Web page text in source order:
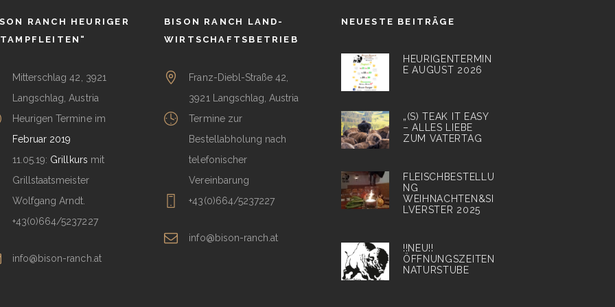
RANCH HEURIGER
Mitterschlag 42, 3921
Langschlag, Austria
Heurigen Termine im
Februar 2019
11.05.19: Grillkurs mit
Grillstaatsmeister
Wolfgang Arndt.
+43(0)664/5237227
info@bison-ranch.at
BISON RANCH LAND-
WIRTSCHAFTSBETRIEB
Franz-Diebl-Straße 42,
3921 Langschlag, Austria
Termine zur
Bestellabholung nach
telefonischer
Vereinbarung
+43(0)664/5237227
info@bison-ranch.at
NEUESTE BEITRÄGE
HEURIGENTERMIN
E AUGUST 2026
„(S) TEAK IT EASY
– ALLES LIEBE
ZUM VATERTAG
FLEISCHBESTELLU
NG
WEIHNACHTEN&SI
LVERSTER 2025
!!NEU!!
ÖFFNUNGSZEITEN
NATURSTUBE